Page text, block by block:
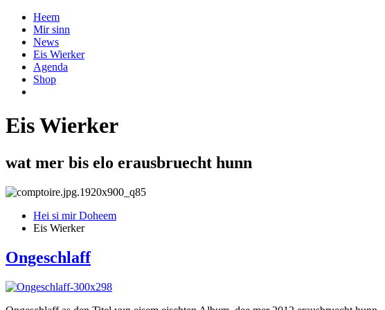
Heem
Mir sinn
News
Eis Wierker
Agenda
Shop
Eis Wierker
wat mer bis elo erausbruecht hunn
Hei si mir Doheem
Eis Wierker
Ongeschlaff